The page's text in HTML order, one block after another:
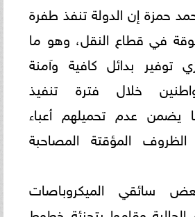
حمزة إن الدولة تنفذ طفرة
في قطاع النقل، وهو ما
توفير بدائل كافية وآمنة
خلال فترة تنفيذ
يضمن عدم تحميلهم أعباء
المؤقتة المصاحبة
سائقي الميكروباصات